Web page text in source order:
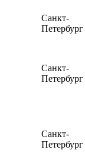
Санкт-
Петербург
Санкт-
Петербург
Санкт-
Петербург